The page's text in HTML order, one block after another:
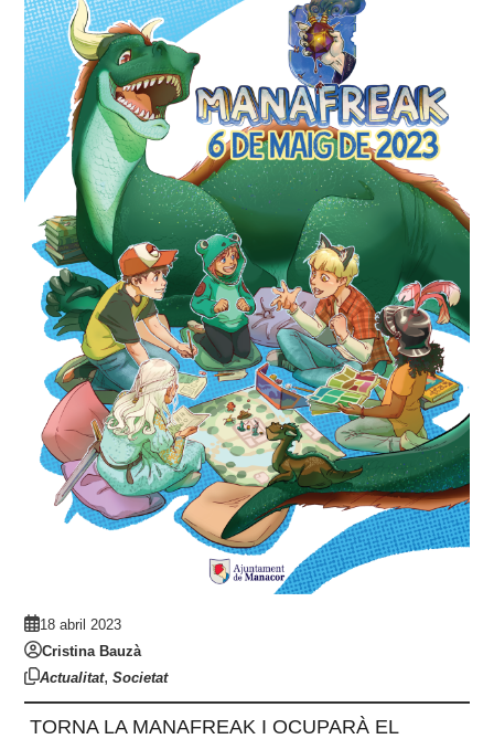
18 abril 2023
Cristina Bauzà
Actualitat,Societat
TORNA LA MANAFREAK I OCUPARÀ EL